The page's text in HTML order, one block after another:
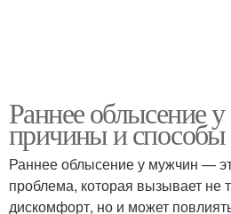
Раннее облысение
причины и
Раннее облысение у мужчин —
проблема, которая вызывает не
дискомфорт, но и может